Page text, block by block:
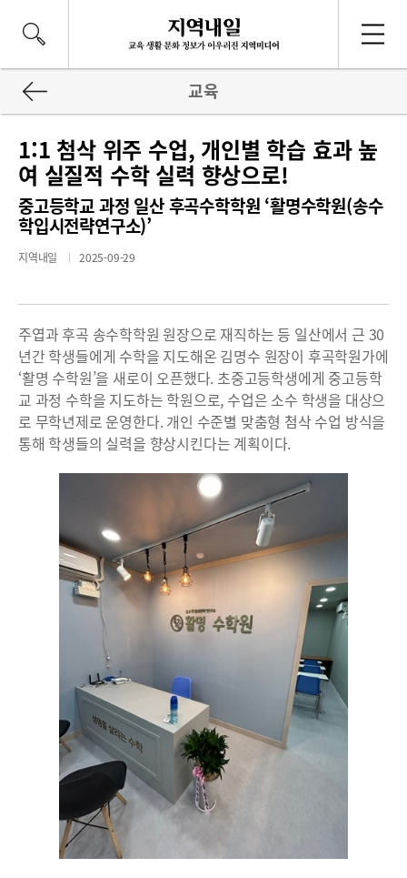
교육
1:1 첨삭 위주 수업, 개인별 학습 효과 높
여 실질적 수학 실력 향상으로!
중고등학교 과정 일산 후곡수학학원 ‘활명수학원(송수
학입시전략연구소)’
지역내일 2025-09-29
주엽과 후곡 송수학학원 원장으로 재직하는 등 일산에서 근 30
년간 학생들에게 수학을 지도해온 김명수 원장이 후곡학원가에
‘활명 수학원’을 새로이 오픈했다. 초중고등학생에게 중고등학
교 과정 수학을 지도하는 학원으로, 수업은 소수 학생을 대상으
로 무학년제로 운영한다. 개인 수준별 맞춤형 첨삭 수업 방식을
통해 학생들의 실력을 향상시킨다는 계획이다.